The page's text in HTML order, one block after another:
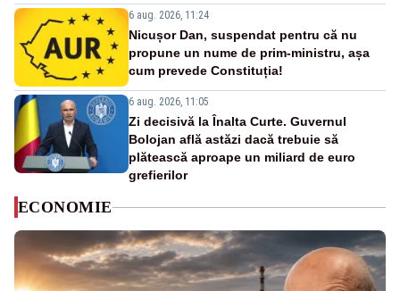
6 aug. 2026, 11:24
Nicușor Dan, suspendat pentru că nu
propune un nume de prim-ministru, așa
cum prevede Constituția!
6 aug. 2026, 11:05
Zi decisivă la Înalta Curte. Guvernul
Bolojan află astăzi dacă trebuie să
plătească aproape un miliard de euro
grefierilor
ECONOMIE